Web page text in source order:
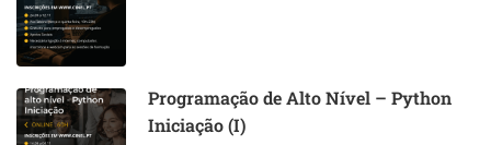
Programação de Alto Nível – Python
Iniciação (I)